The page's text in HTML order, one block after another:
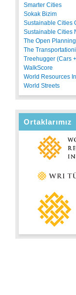
Smarter Cities
Sokak Bizim
Sustainable Cities
Sustainable Cities
The Open
The
Treehugger (Cars
WalkScore
World Resources
World Streets
Ortaklarımız